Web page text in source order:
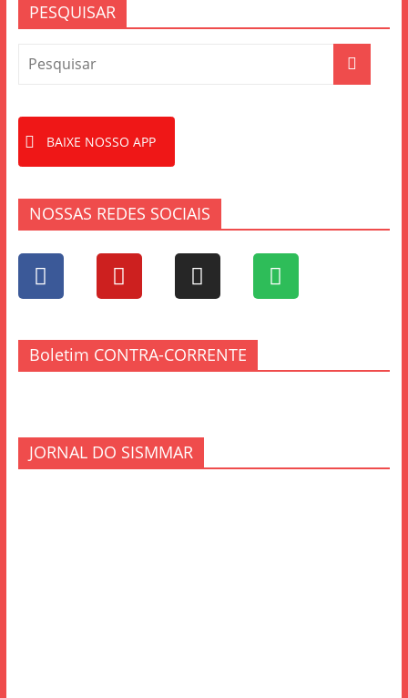
PESQUISAR
BAIXE NOSSO APP
NOSSAS REDES SOCIAIS
Boletim CONTRA-CORRENTE
JORNAL DO SISMMAR